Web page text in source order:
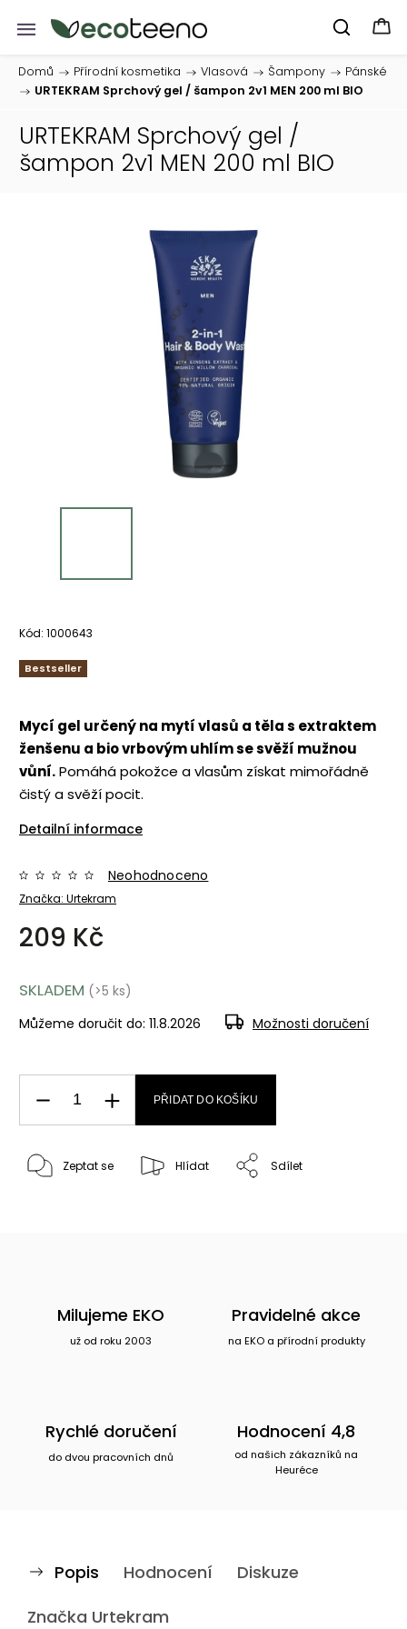
Domů / Přírodní kosmetika / Vlasová / Šampony /
Pánské
/
URTEKRAM Sprchový gel / šampon 2v1 MEN 200 ml BIO
URTEKRAM Sprchový gel /
šampon 2v1 MEN 200 ml BIO
Kód: 1000643
Bestseller
Mycí gel určený na mytí vlasů a těla s extraktem
ženšenu a bio vrbovým uhlím se svěží mužnou
vůní.Pomáhá pokožce a vlasům získat mimořádně
čistý a svěží pocit.
Detailní informace
Značka: Urtekram
Neohodnoceno
209 Kč
SKLADEM (>5 ks)
Můžeme doručit do: 11.8.2026 Možnosti doručení
PŘIDAT DO KOŠÍKU
Zeptat se Hlídat Sdílet
Milujeme EKO
už od roku 2003
Pravidelné akce
na EKO a přírodní produkty
Rychlé doručení
do dvou pracovních dnů
Hodnocení 4,8
od našich zákazníků na
Heuréce
Popis Hodnocení
Diskuze
Značka Urtekram